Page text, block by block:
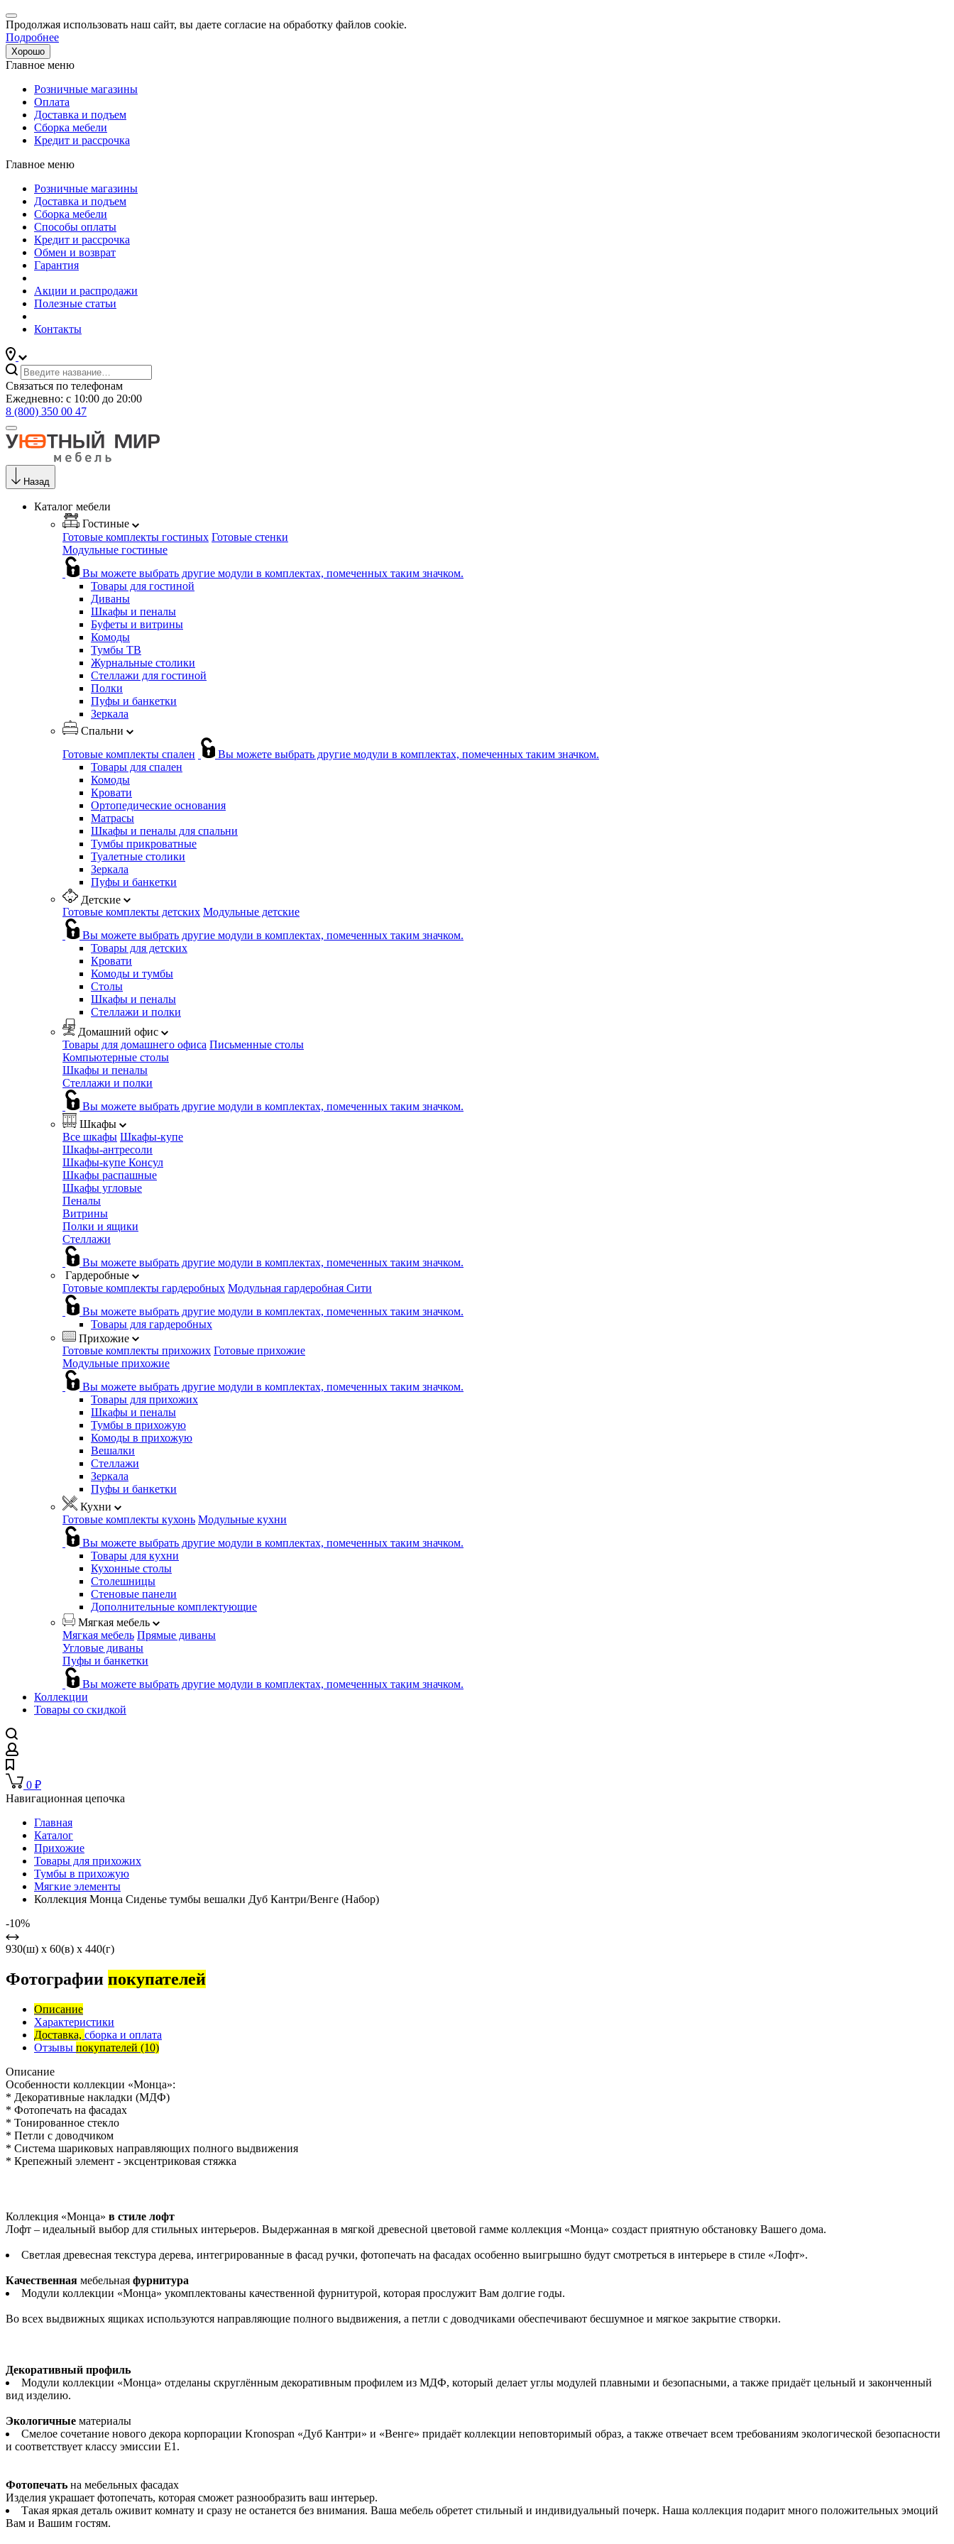
Продолжая использовать наш сайт, вы даете согласие на обработку файлов cookie.
Подробнее
Хорошо
Главное меню
Розничные магазины
Оплата
Доставка и подъем
Сборка мебели
Кредит и рассрочка
Главное меню
Розничные магазины
Доставка и подъем
Сборка мебели
Способы оплаты
Кредит и рассрочка
Обмен и возврат
Гарантия
Акции и распродажи
Полезные статьи
Контакты
Связаться по телефонам
Ежедневно: с 10:00 до 20:00
8 (800) 350 00 47
Назад
Каталог мебели
Гостиные
Готовые комплекты гостиных Готовые стенки
Модульные гостиные
Вы можете выбрать другие модули в комплектах, помеченных таким значком.
Товары для гостиной
Диваны
Шкафы и пеналы
Буфеты и витрины
Комоды
Тумбы ТВ
Журнальные столики
Стеллажи для гостиной
Полки
Пуфы и банкетки
Зеркала
Спальни
Готовые комплекты спален
Вы можете выбрать другие модули в комплектах, помеченных таким значком.
Товары для спален
Комоды
Кровати
Ортопедические основания
Матрасы
Шкафы и пеналы для спальни
Тумбы прикроватные
Туалетные столики
Зеркала
Пуфы и банкетки
Детские
Готовые комплекты детских Модульные детские
Вы можете выбрать другие модули в комплектах, помеченных таким значком.
Товары для детских
Кровати
Комоды и тумбы
Столы
Шкафы и пеналы
Стеллажи и полки
Домашний офис
Товары для домашнего офиса Письменные столы
Компьютерные столы
Шкафы и пеналы
Стеллажи и полки
Вы можете выбрать другие модули в комплектах, помеченных таким значком.
Шкафы
Все шкафы Шкафы-купе
Шкафы-антресоли
Шкафы-купе Консул
Шкафы распашные
Шкафы угловые
Пеналы
Витрины
Полки и ящики
Стеллажи
Вы можете выбрать другие модули в комплектах, помеченных таким значком.
Гардеробные
Готовые комплекты гардеробных Модульная гардеробная Сити
Вы можете выбрать другие модули в комплектах, помеченных таким значком.
Товары для гардеробных
Прихожие
Готовые комплекты прихожих Готовые прихожие
Модульные прихожие
Вы можете выбрать другие модули в комплектах, помеченных таким значком.
Товары для прихожих
Шкафы и пеналы
Тумбы в прихожую
Комоды в прихожую
Вешалки
Стеллажи
Зеркала
Пуфы и банкетки
Кухни
Готовые комплекты кухонь Модульные кухни
Вы можете выбрать другие модули в комплектах, помеченных таким значком.
Товары для кухни
Кухонные столы
Столешницы
Стеновые панели
Дополнительные комплектующие
Мягкая мебель
Мягкая мебель Прямые диваны
Угловые диваны
Пуфы и банкетки
Вы можете выбрать другие модули в комплектах, помеченных таким значком.
Коллекции
Товары со скидкой
0 ₽
Навигационная цепочка
Главная
Каталог
Прихожие
Товары для прихожих
Тумбы в прихожую
Мягкие элементы
Коллекция Монца Сиденье тумбы вешалки Дуб Кантри/Венге (Набор)
-10%
930(ш) x 60(в) x 440(г)
Фотографии покупателей
Описание
Характеристики
Доставка, сборка и оплата
Отзывы покупателей (10)
Описание
Особенности коллекции «Монца»:
* Декоративные накладки (МДФ)
* Фотопечать на фасадах
* Тонированное стекло
* Петли с доводчиком
* Система шариковых направляющих полного выдвижения
* Крепежный элемент - эксцентриковая стяжка
Коллекция «Монца» в стиле лофт
Лофт – идеальный выбор для стильных интерьеров. Выдержанная в мягкой древесной цветовой гамме коллекция «Монца» создаст приятную обстановку Вашего дома.
Светлая древесная текстура дерева, интегрированные в фасад ручки, фотопечать на фасадах особенно выигрышно будут смотреться в интерьере в стиле «Лофт».
Качественная мебельная фурнитура
Модули коллекции «Монца» укомплектованы качественной фурнитурой, которая прослужит Вам долгие годы.
Во всех выдвижных ящиках используются направляющие полного выдвижения, а петли с доводчиками обеспечивают бесшумное и мягкое закрытие створки.
Декоративный профиль
Модули коллекции «Монца» отделаны скруглённым декоративным профилем из МДФ, который делает углы модулей плавными и безопасными, а также придаёт цельный и законченный
вид изделию.
Экологичные материалы
Смелое сочетание нового декора корпорации Kronospan «Дуб Кантри» и «Венге» придаёт коллекции неповторимый образ, а также отвечает всем требованиям экологической безопасности
и соответствует классу эмиссии Е1.
Фотопечать на мебельных фасадах
Изделия украшает фотопечать, которая сможет разнообразить ваш интерьер.
Такая яркая деталь оживит комнату и сразу не останется без внимания. Ваша мебель обретет стильный и индивидуальный почерк. Наша коллекция подарит много положительных эмоций
Вам и Вашим гостям.